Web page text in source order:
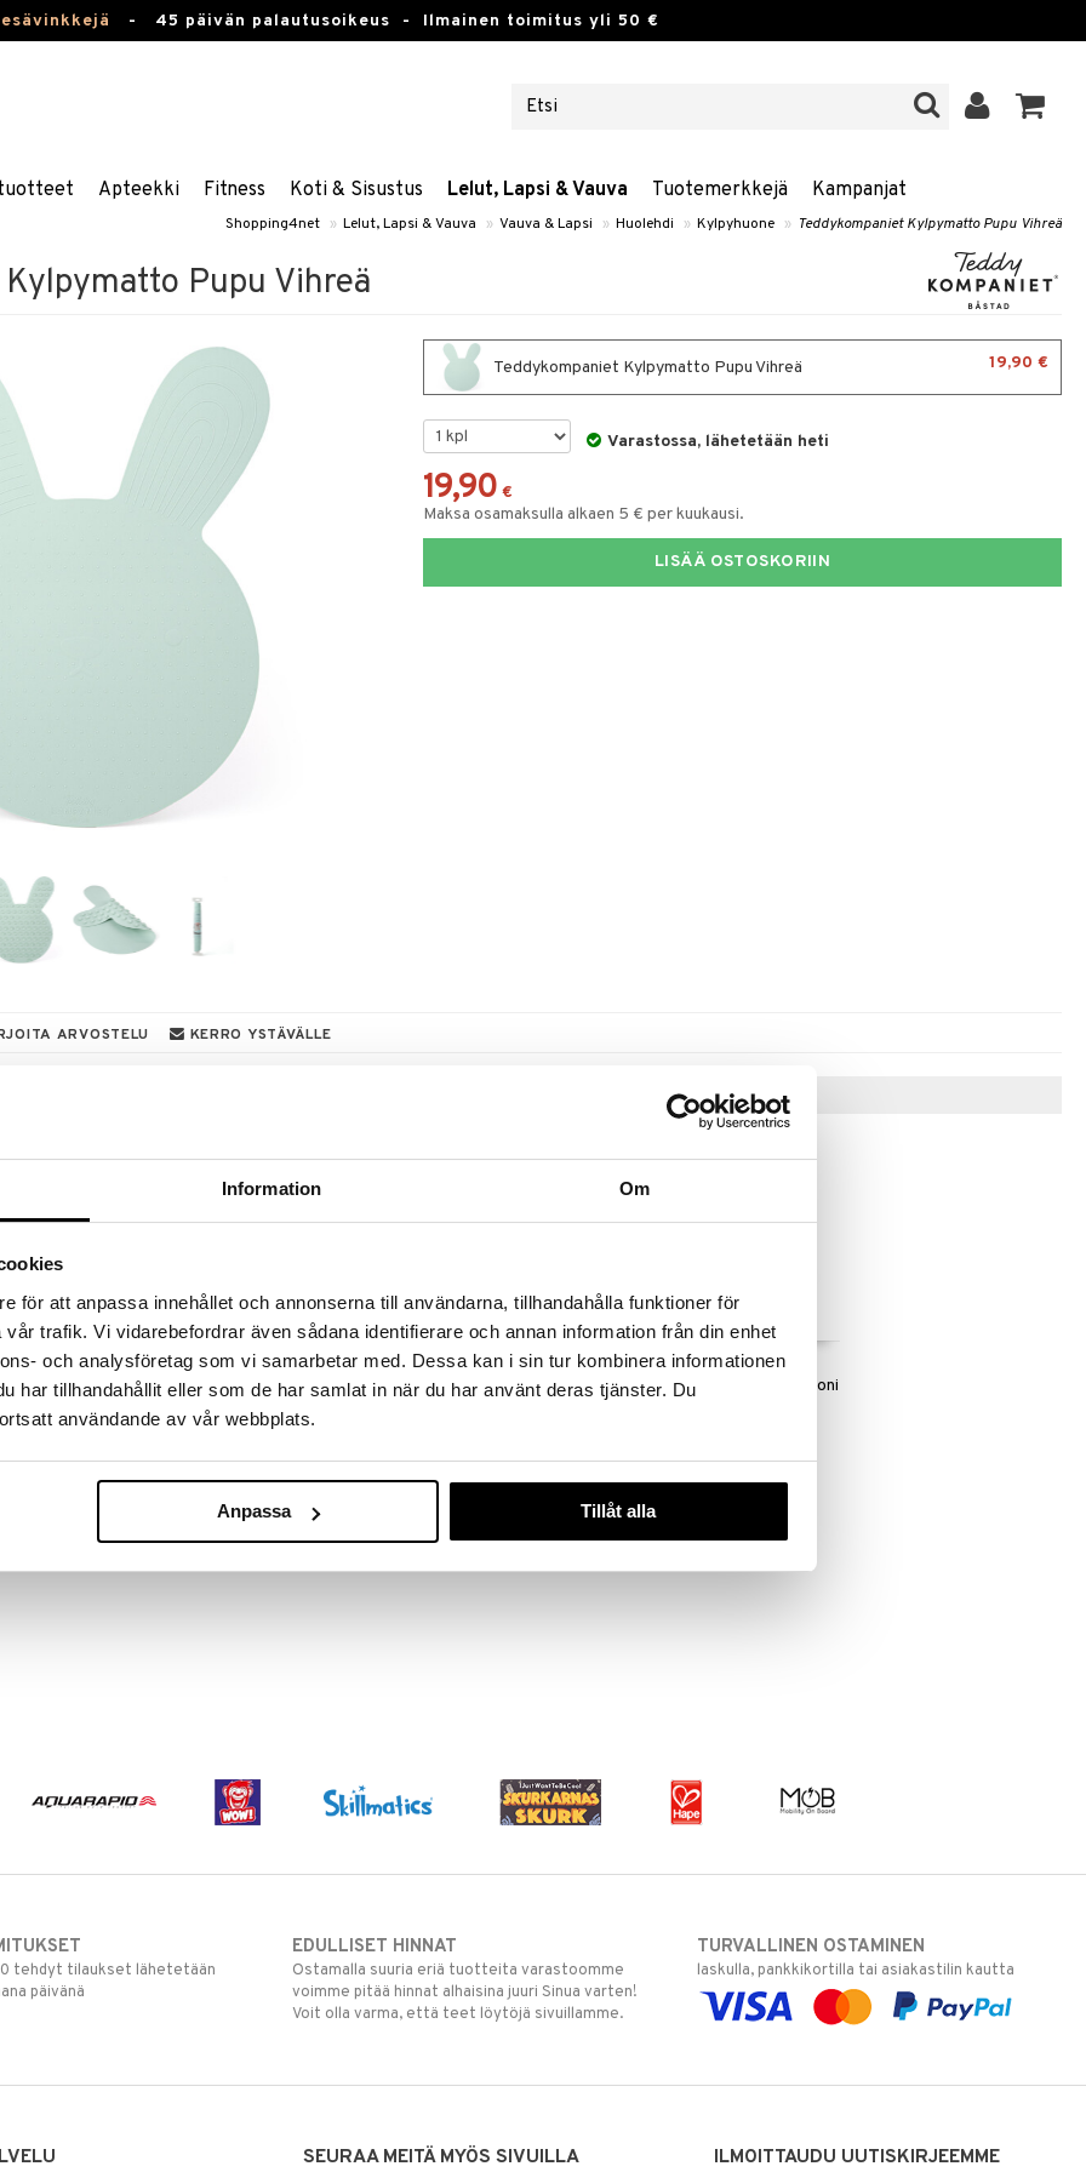
Information Om
för att anpassa innehållet och annonserna till användarna, tillhandahålla funktioner för
trafik. Vi vidarebefordrar även sådana identifierare och annan information från din enhet
och analysföretag som vi samarbetar med. Dessa kan i sin tur kombinera informationen
har tillhandahållit eller som de har samlat in när du har använt deras tjänster. Du
användande av vår webbplats.
Anpassa Tillåt alla
- 45 päivän palautusoikeus - Ilmainen toimitus yli 50 €
Apteekki Fitness Koti & Sisustus Lelut, Lapsi & Vauva Tuotemerkkejä Kampanjat
Shopping4net » Lelut, Lapsi & Vauva » Vauva & Lapsi » Huolehdi » Kylpyhuone » Teddykompaniet Kylpymatto Pupu Vihreä
Pupu Vihreä
Teddykompaniet Kylpymatto Pupu Vihreä 19,90 €
Varastossa, lähetetään heti
19,90 €
Maksa osamaksulla alkaen 5 € per kuukausi.
LISÄÄ OSTOSKORIIN
ARVOSTELU KERRO YSTÄVÄLLE
löydöt kotiin!
suuren valikoiman jännittäviä tuotteita
31.8.2026 asti mutta ole nopea -
ale-löydöt »
on sekä käytännöllinen että tyylikäs.
tarjoaa pehmeän ja turvallisen otteen
Alapuolen imukupit pitävät maton
Vinkkejä sinulle
Teddykompaniet
Kylpymatto Nalle Harmaa
Teddykompaniet
Pinoamislelu Nalle Silikoni
tehdyt tilaukset lähetetään
päivänä
EDULLISET HINNAT
Ostamalla suuria eriä tuotteita varastoomme
voimme pitää hinnat alhaisina juuri Sinua varten!
Voit olla varma, että teet löytöjä sivuillamme.
TURVALLINEN OSTAMINEN
laskulla, pankkikortilla tai asiakastilin kautta
SEURAA MEITÄ MYÖS SIVUILLA
ILMOITTAUDU UUTISKIRJEEMME